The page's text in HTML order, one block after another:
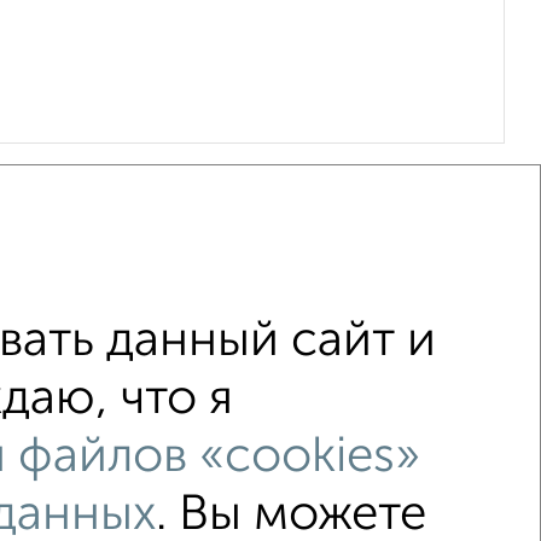
Макаренко без посредников
Клиника Кофейня Магазин
Фрукты Парикмахерская
данный сайт и
что я
файлов «cookies»
. Вы можете